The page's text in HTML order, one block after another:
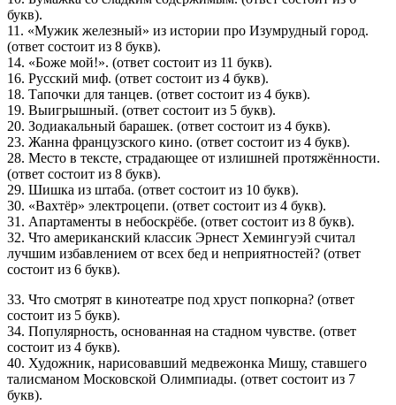
букв).
11. «Мужик железный» из истории про Изумрудный город.
(ответ состоит из 8 букв).
14. «Боже мой!». (ответ состоит из 11 букв).
16. Русский миф. (ответ состоит из 4 букв).
18. Тапочки для танцев. (ответ состоит из 4 букв).
19. Выигрышный. (ответ состоит из 5 букв).
20. Зодиакальный барашек. (ответ состоит из 4 букв).
23. Жанна французского кино. (ответ состоит из 4 букв).
28. Место в тексте, страдающее от излишней протяжённости.
(ответ состоит из 8 букв).
29. Шишка из штаба. (ответ состоит из 10 букв).
30. «Вахтёр» электроцепи. (ответ состоит из 4 букв).
31. Апартаменты в небоскрёбе. (ответ состоит из 8 букв).
32. Что американский классик Эрнест Хемингуэй считал
лучшим избавлением от всех бед и неприятностей? (ответ
состоит из 6 букв).
33. Что смотрят в кинотеатре под хруст попкорна? (ответ
состоит из 5 букв).
34. Популярность, основанная на стадном чувстве. (ответ
состоит из 4 букв).
40. Художник, нарисовавший медвежонка Мишу, ставшего
талисманом Московской Олимпиады. (ответ состоит из 7
букв).